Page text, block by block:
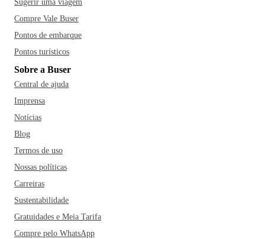
Sugerir uma viagem
Compre Vale Buser
Pontos de embarque
Pontos turísticos
Sobre a Buser
Central de ajuda
Imprensa
Notícias
Blog
Termos de uso
Nossas políticas
Carreiras
Sustentabilidade
Gratuidades e Meia Tarifa
Compre pelo WhatsApp